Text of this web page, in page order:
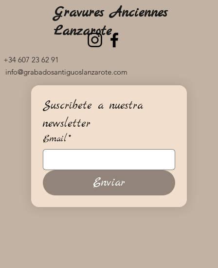
+34 607 23 62 91
info@grabadosantiguoslanzarote.com
Gravures Anciennes
Lanzarote
Suscríbete a nuestra
newsletter
Email*
Enviar